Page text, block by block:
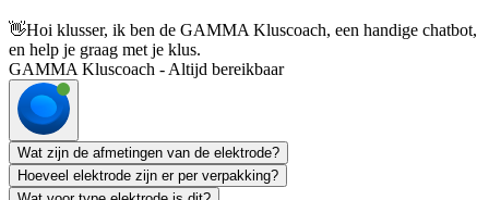
👋Hoi klusser, ik ben de GAMMA Kluscoach, een handige chatbot,
en help je graag met je klus.
GAMMA Kluscoach - Altijd bereikbaar
Wat zijn de afmetingen van de elektrode?
Hoeveel elektrode zijn er per verpakking?